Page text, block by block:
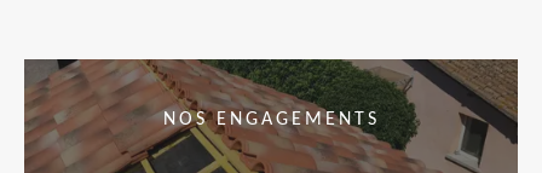
NOS ENGAGEMENTS